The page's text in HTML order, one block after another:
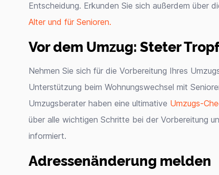
Entscheidung. Erkunden Sie sich außerdem über
Alter und für Senioren.
Vor dem Umzug: Steter
Nehmen Sie sich für die Vorbereitung Ihres
Unterstützung beim Wohnungswechsel mit
Umzugsberater haben eine ultimative Umzugs-
über alle wichtigen Schritte bei der Vorbereitung
informiert.
Adressenänderung melden